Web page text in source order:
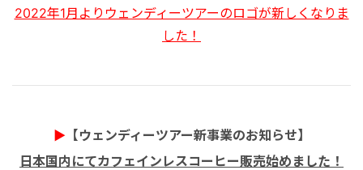
2022年1月よりウェンディーツアーのロゴが新しくなりま
した！
▶ 【ウェンディーツアー新事業のお知らせ】
日本国内にてカフェインレスコーヒー販売始めました！